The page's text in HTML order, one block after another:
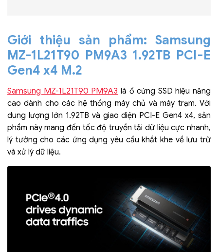
Giới thiệu sản phẩm: Samsung
MZ-1L21T90 PM9A3 1.92TB PCI-E
Gen4 x4 M.2
Samsung MZ-1L21T90 PM9A3 là ổ cứng SSD hiệu năng
cao dành cho các hệ thống máy chủ và máy trạm. Với
dung lượng lớn 1.92TB và giao diện PCI-E Gen4 x4, sản
phẩm này mang đến tốc độ truyền tải dữ liệu cực nhanh,
lý tưởng cho các ứng dụng yêu cầu khắt khe về lưu trữ
và xử lý dữ liệu.